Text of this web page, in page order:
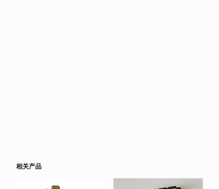
相关产品